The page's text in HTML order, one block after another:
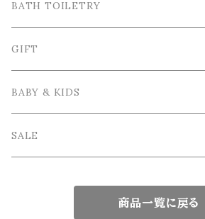
Bordallo Pinheiro / ボルダロ・ピニェイロ
VIRGINIA CASA / ヴィルジニア・カーサ
Tea＆Coffee cup / ティー＆コーヒーカップ
Plate / 皿
Japanese tableware / 和食器
Cutlery / カトラリー
Spoon / スプーン
Fork / フォーク
Table linen / テーブルリネン
Apron / エプロン
Other / その他雑貨
Tray＆Case /トレイ＆小物入れ
Photo frame / フォトフレーム
Vase / 花瓶
Interior goods / インテリア雑貨
BATH TOILETRY
GIFT
Wrapping / ラッピング
GIFT SET / ギフトセット
BABY & KIDS
SALE
商品一覧に戻る